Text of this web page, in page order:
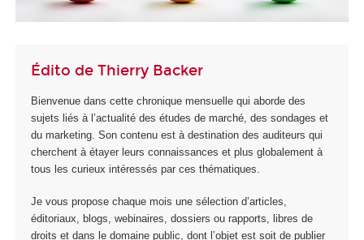
Édito de Thierry Backer
Bienvenue dans cette chronique mensuelle qui aborde des
sujets liés à l’actualité des études de marché, des sondages et
du marketing. Son contenu est à destination des auditeurs qui
cherchent à étayer leurs connaissances et plus globalement à
tous les curieux intéressés par ces thématiques.
Je vous propose chaque mois une sélection d’articles,
éditoriaux, blogs, webinaires, dossiers ou rapports, libres de
droits et dans le domaine public, dont l’objet est soit de publier